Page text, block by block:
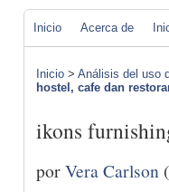
Inicio Acerca de
Inicio > Análisis del uso
hostel, cafe dan
ikons
porVera Carlson